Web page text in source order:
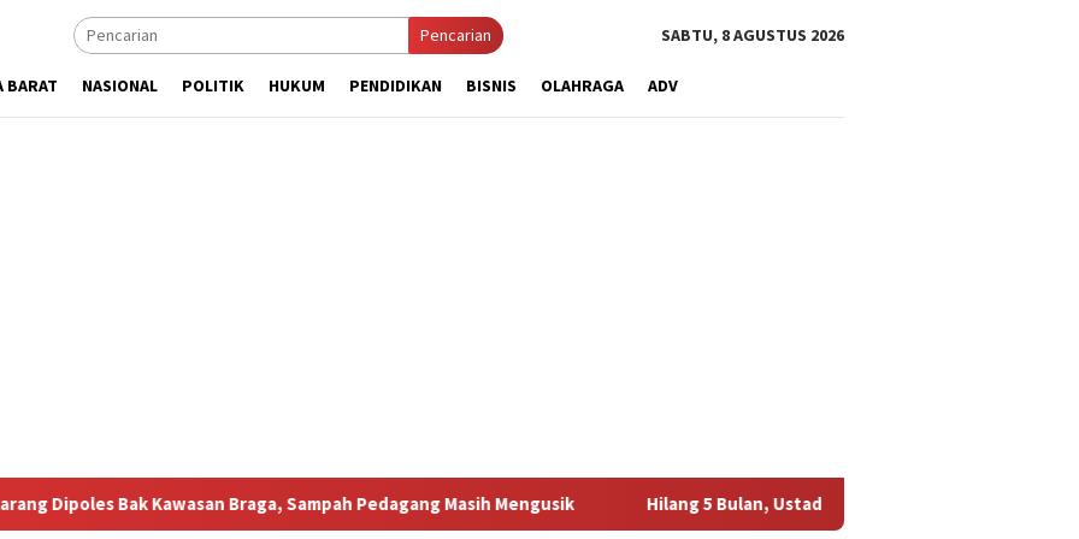
Pencarian SABTU, 8 AGUSTUS 2026
BARAT NASIONAL POLITIK HUKUM PENDIDIKAN BISNIS OLAHRAGA ADV
Kawasan Braga, Sampah Pedagang Masih Mengusik Hilang 5 Bulan, Ustadz Ujang Akhirnya Kembali Melihat Motor